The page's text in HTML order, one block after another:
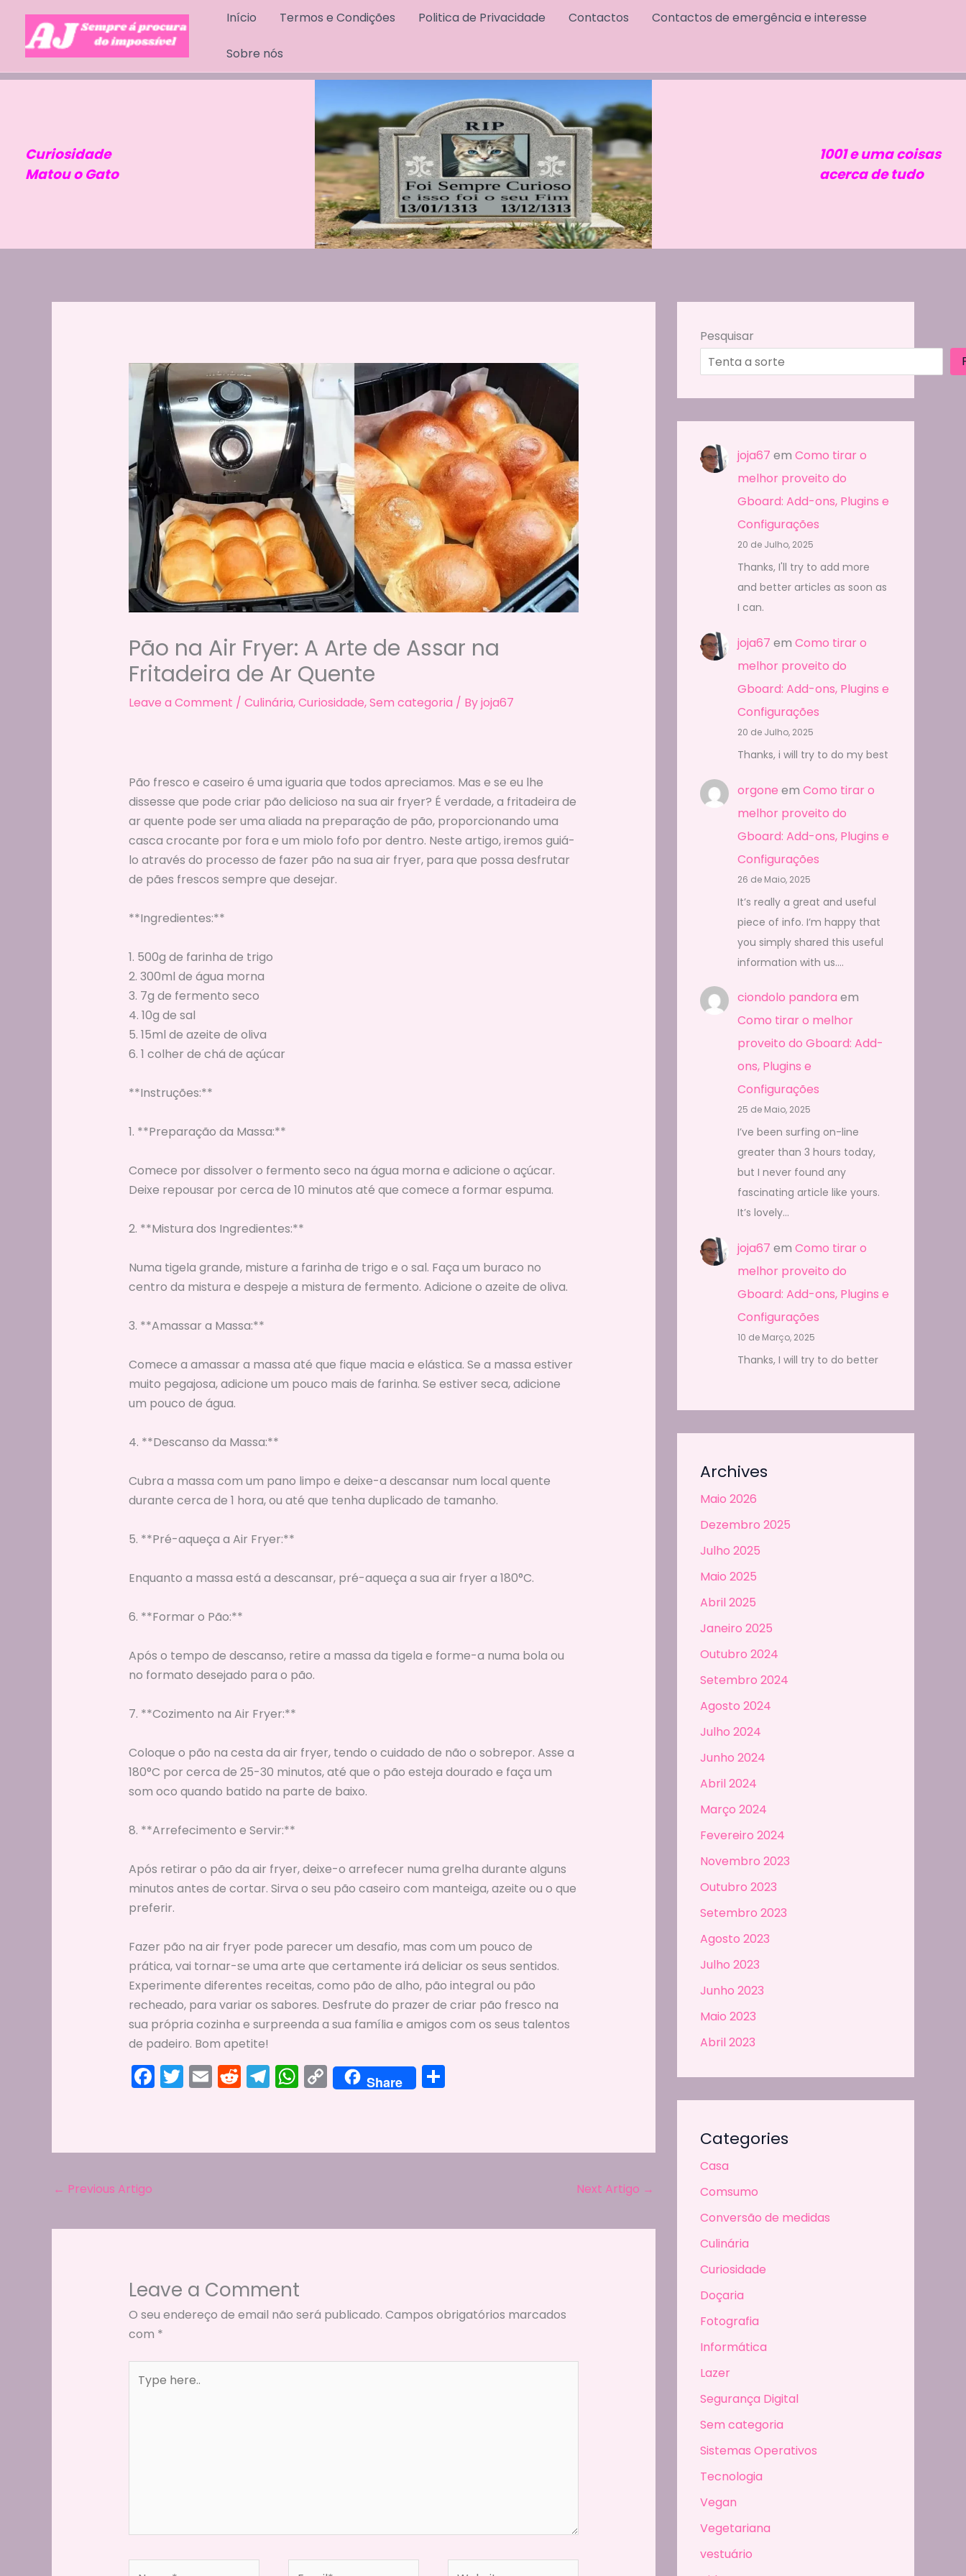
content
Início Termos e Condições Politica de Privacidade Contactos Contactos de emergência e interesse
Sobre nós
Curiosidade
Matou o Gato
1001 e uma coisas
acerca de tudo
Pão na Air Fryer: A Arte de Assar na
Fritadeira de Ar Quente
Leave a Comment / Culinária,Curiosidade,Sem categoria / Byjoja67
Pão fresco e caseiro é uma iguaria que todos apreciamos. Mas e se eu lhe
dissesse que pode criar pão delicioso na sua air fryer? É verdade, a fritadeira de
ar quente pode ser uma aliada na preparação de pão, proporcionando uma
casca crocante por fora e um miolo fofo por dentro. Neste artigo, iremos guiá-
lo através do processo de fazer pão na sua air fryer, para que possa desfrutar
de pães frescos sempre que desejar.
**Ingredientes:**
1. 500g de farinha de trigo
2. 300ml de água morna
3. 7g de fermento seco
4. 10g de sal
5. 15ml de azeite de oliva
6. 1 colher de chá de açúcar
**Instruções:**
1. **Preparação da Massa:**
Comece por dissolver o fermento seco na água morna e adicione o açúcar.
Deixe repousar por cerca de 10 minutos até que comece a formar espuma.
2. **Mistura dos Ingredientes:**
Numa tigela grande, misture a farinha de trigo e o sal. Faça um buraco no
centro da mistura e despeje a mistura de fermento. Adicione o azeite de oliva.
3. **Amassar a Massa:**
Comece a amassar a massa até que fique macia e elástica. Se a massa estiver
muito pegajosa, adicione um pouco mais de farinha. Se estiver seca, adicione
um pouco de água.
4. **Descanso da Massa:**
Cubra a massa com um pano limpo e deixe-a descansar num local quente
durante cerca de 1 hora, ou até que tenha duplicado de tamanho.
5. **Pré-aqueça a Air Fryer:**
Enquanto a massa está a descansar, pré-aqueça a sua air fryer a 180°C.
6. **Formar o Pão:**
Após o tempo de descanso, retire a massa da tigela e forme-a numa bola ou
no formato desejado para o pão.
7. **Cozimento na Air Fryer:**
Coloque o pão na cesta da air fryer, tendo o cuidado de não o sobrepor. Asse a
180°C por cerca de 25-30 minutos, até que o pão esteja dourado e faça um
som oco quando batido na parte de baixo.
8. **Arrefecimento e Servir:**
Após retirar o pão da air fryer, deixe-o arrefecer numa grelha durante alguns
minutos antes de cortar. Sirva o seu pão caseiro com manteiga, azeite ou o que
preferir.
Fazer pão na air fryer pode parecer um desafio, mas com um pouco de
prática, vai tornar-se uma arte que certamente irá deliciar os seus sentidos.
Experimente diferentes receitas, como pão de alho, pão integral ou pão
recheado, para variar os sabores. Desfrute do prazer de criar pão fresco na
sua própria cozinha e surpreenda a sua família e amigos com os seus talentos
de padeiro. Bom apetite!
F
a
e
k
T
w
er
E
m
l
R
e
di
T
el
gr
W
h
ts
C
o
y
Share S
e
← Previous Artigo Next Artigo →
Leave a Comment
O seu endereço de email não será publicado. Campos obrigatórios marcados
com *
here..
Pesquisar
joja67 em Como tirar o
melhor proveito do
Gboard: Add-ons, Plugins e
Configurações
20 de Julho, 2025
Thanks, I'll try to add more
and better articles as soon as
I can.
joja67 em Como tirar o
melhor proveito do
Gboard: Add-ons, Plugins e
Configurações
20 de Julho, 2025
Thanks, i will try to do my best
orgone em Como tirar o
melhor proveito do
Gboard: Add-ons, Plugins e
Configurações
26 de Maio, 2025
It’s really a great and useful
piece of info. I’m happy that
you simply shared this useful
information with us.…
ciondolo pandora em
Como tirar o melhor
proveito do Gboard: Add-
ons, Plugins e
Configurações
25 de Maio, 2025
I’ve been surfing on-line
greater than 3 hours today,
but I never found any
fascinating article like yours.
It’s lovely…
joja67 em Como tirar o
melhor proveito do
Gboard: Add-ons, Plugins e
Configurações
10 de Março, 2025
Thanks, I will try to do better
Archives
Maio 2026
Dezembro 2025
Julho 2025
Maio 2025
Abril 2025
Janeiro 2025
Outubro 2024
Setembro 2024
Agosto 2024
Julho 2024
Junho 2024
Abril 2024
Março 2024
Fevereiro 2024
Novembro 2023
Outubro 2023
Setembro 2023
Agosto 2023
Julho 2023
Junho 2023
Maio 2023
Abril 2023
Categories
Casa
Comsumo
Conversão de medidas
Culinária
Curiosidade
Doçaria
Fotografia
Informática
Lazer
Segurança Digital
Sem categoria
Sistemas Operativos
Tecnologia
Vegan
Vegetariana
vestuário